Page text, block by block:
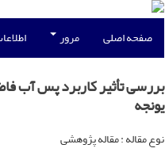
صفحه اصلی مرور
بررسی تأثیر کاربرد پس آب
یونجه
نوع مقاله : مقاله پژوهشی